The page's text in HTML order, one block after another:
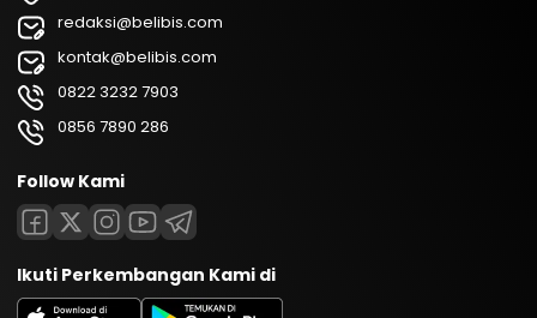
redaksi@belibis.com
kontak@belibis.com
0822 3232 7903
0856 7890 286
Follow Kami
Ikuti Perkembangan Kami di